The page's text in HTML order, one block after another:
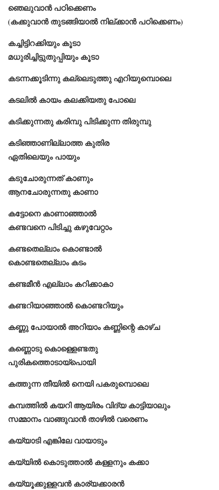
ഞെലുവാൻ പഠിക്കെണം
(കക്കുവാൻ തുടങ്ങിയാൽ നില്ക്കാൻ പഠിക്കെണം)
കച്ചിട്ടിറക്കിയും കൂടാ
മധുരിച്ചിട്ടുതുപ്പിയും കൂടാ
കടന്നക്കൂടിന്നു കല്ലെടുത്തു എറിയുമ്പൊലെ
കടലിൽ കായം കലക്കിയതു പോലെ
കടിക്കുന്നതു കരിമ്പു പിടിക്കുന്ന തിരുമ്പു
കടിഞ്ഞാണില്ലാത്ത കുതിര
ഏതിലെയും പായും
കടുചോരുന്നത്‌ കാണും
ആനചോരുന്നതു കാണാ
കട്ടോനെ കാണാഞ്ഞാൽ
കണ്ടവനെ പിടിച്ചു കഴുവേറ്റാം
കണ്ടതെല്ലാം കൊണ്ടാൽ
കൊണ്ടതെല്ലാം കടം
കണ്ടമീൻ എല്ലാം കറിക്കാകാ
കണ്ടറിയാഞ്ഞാൽ കൊണ്ടറിയും
കണ്ണു പോയാല്‍ അറിയാം കണ്ണിന്റെ കാഴ്ച
കണ്ണൊടു കൊള്ളെണ്ടതു
പുരികത്തൊടായ്പൊയി
കത്തുന്ന തീയിൽ നെയി പകരുമ്പൊലെ
കമ്പത്തിൽ കയറി ആയിരം വിദ്യ കാട്ടിയാലും
സമ്മാനം വാങ്ങുവാൻ താഴിൽ വരെണം
കയ്യാടി എങ്കിലേ വായാടും
കയ്യിൽ കൊടുത്താൽ കള്ളനും കക്കാ
കയ്യൂക്കുള്ളവൻ കാര്യക്കാരന്‍